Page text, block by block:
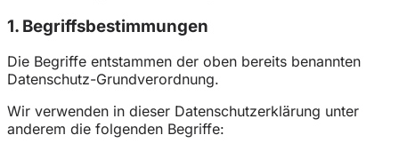
1. Begriffsbestimmungen
Die Begriffe entstammen der oben bereits benannten
Datenschutz-Grundverordnung.
Wir verwenden in dieser Datenschutzerklärung unter
anderem die folgenden Begriffe: